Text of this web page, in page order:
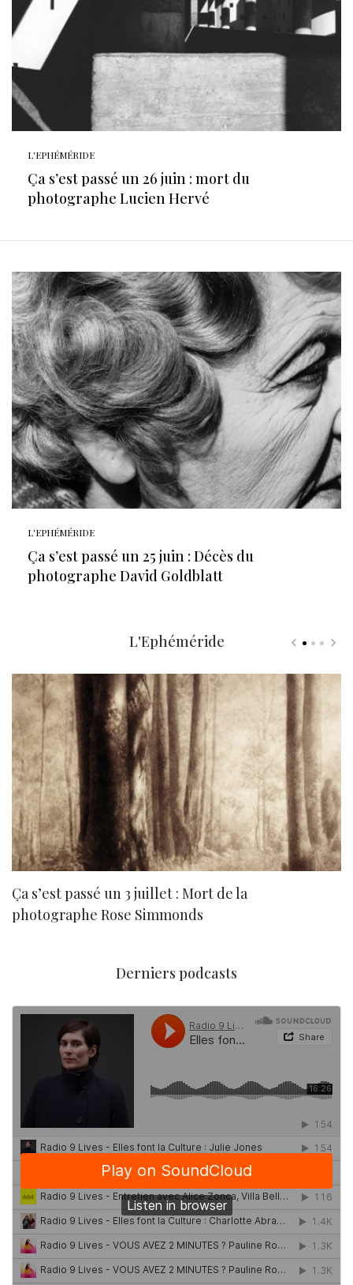
L'EPHÉMÉRIDE
Ça s’est passé un 26 juin : mort du
photographe Lucien Hervé
L'EPHÉMÉRIDE
Ça s’est passé un 25 juin : Décès du
photographe David Goldblatt
L'Ephéméride
Ça s’est passé un 3 juillet : Mort de la
photographe Rose Simmonds
Derniers podcasts